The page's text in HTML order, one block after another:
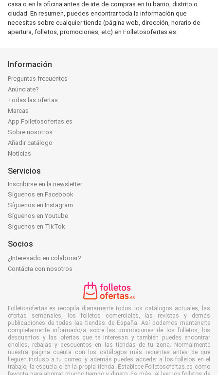
casa o en la oficina antes de irte de compras en tu barrio, distrito o
ciudad. En resumen, puedes encontrar toda la información que
necesitas sobre cualquier tienda (página web, dirección, horario de
apertura, folletos, promociones, etc) en Folletosofertas.es.
Información
Preguntas frecuentes
Anúnciate?
Todas las ofertas
Marcas
App Folletosofertas.es
Sobre nosotros
Añadir catálogo
Noticias
Servicios
Inscribirse en la newsletter
Síguenos en Facebook
Síguenos en Instagram
Síguenos en Youtube
Síguenos en TikTok
Socios
¿Interesado en colaborar?
Contácta con nosotros
Folletosofertas.es recopila diariamente todos los catálogos actuales, las
ofertas semanales, los folletos comerciales, las revistas y demás
publicaciones de todas las tiendas de España. Así podemos mantenerte
completamente informado/a sobre las promociones de los folletos, los
descuentos y las ofertas que te interesan y también puedes encontrar
chollos, rebajas y descuentos en las tiendas de tu zona. Normalmente
nuestra página cuenta con los catálogos más recientes antes de que
lleguen incluso a tu correo, y además puedes acceder a los folletos en el
trabajo, la escuela o en la propia tienda. Establece Folletosofertas.es como